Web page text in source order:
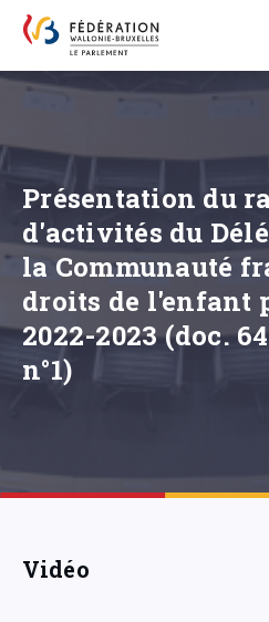
Présentation du
d'activités du
la Communauté
droits de l'enfant
2022-2023 (doc.
n°1)
Vidéo